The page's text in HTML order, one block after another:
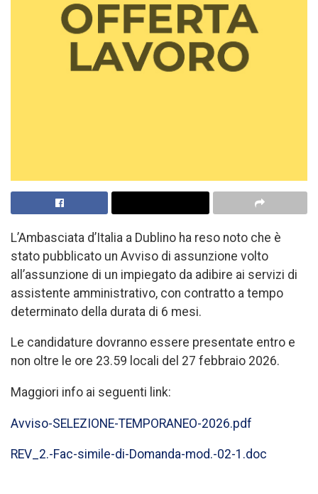
L’Ambasciata d’Italia a Dublino ha reso noto che è
stato pubblicato un Avviso di assunzione volto
all’assunzione di un impiegato da adibire ai servizi di
assistente amministrativo, con contratto a tempo
determinato della durata di 6 mesi.
Le candidature dovranno essere presentate entro e
non oltre le ore 23.59 locali del 27 febbraio 2026.
Maggiori info ai seguenti link:
Avviso-SELEZIONE-TEMPORANEO-2026.pdf
REV_2.-Fac-simile-di-Domanda-mod.-02-1.doc